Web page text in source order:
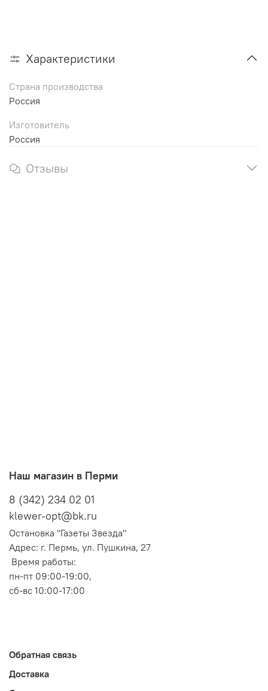
Характеристики
Страна производства
Россия
Изготовитель
Россия
Отзывы
Наш магазин в Перми
8 (342) 234 02 01
klewer-opt@bk.ru
Остановка "Газеты Звезда"
Адрес: г. Пермь, ул. Пушкина, 27
Время работы:
пн-пт 09:00-19:00,
сб-вс 10:00-17:00
Обратная связь
Доставка